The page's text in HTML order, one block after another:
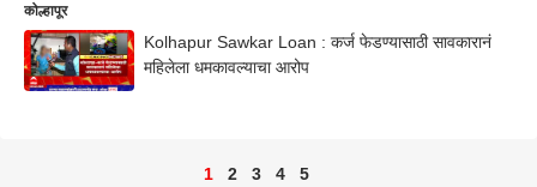
कोल्हापूर
Kolhapur Sawkar Loan : कर्ज फेडण्यासाठी सावकारानं
महिलेला धमकावल्याचा आरोप
1 2 3 4 5